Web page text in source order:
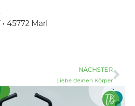
45772 Marl
NÄCHSTER
Liebe deinen Körper